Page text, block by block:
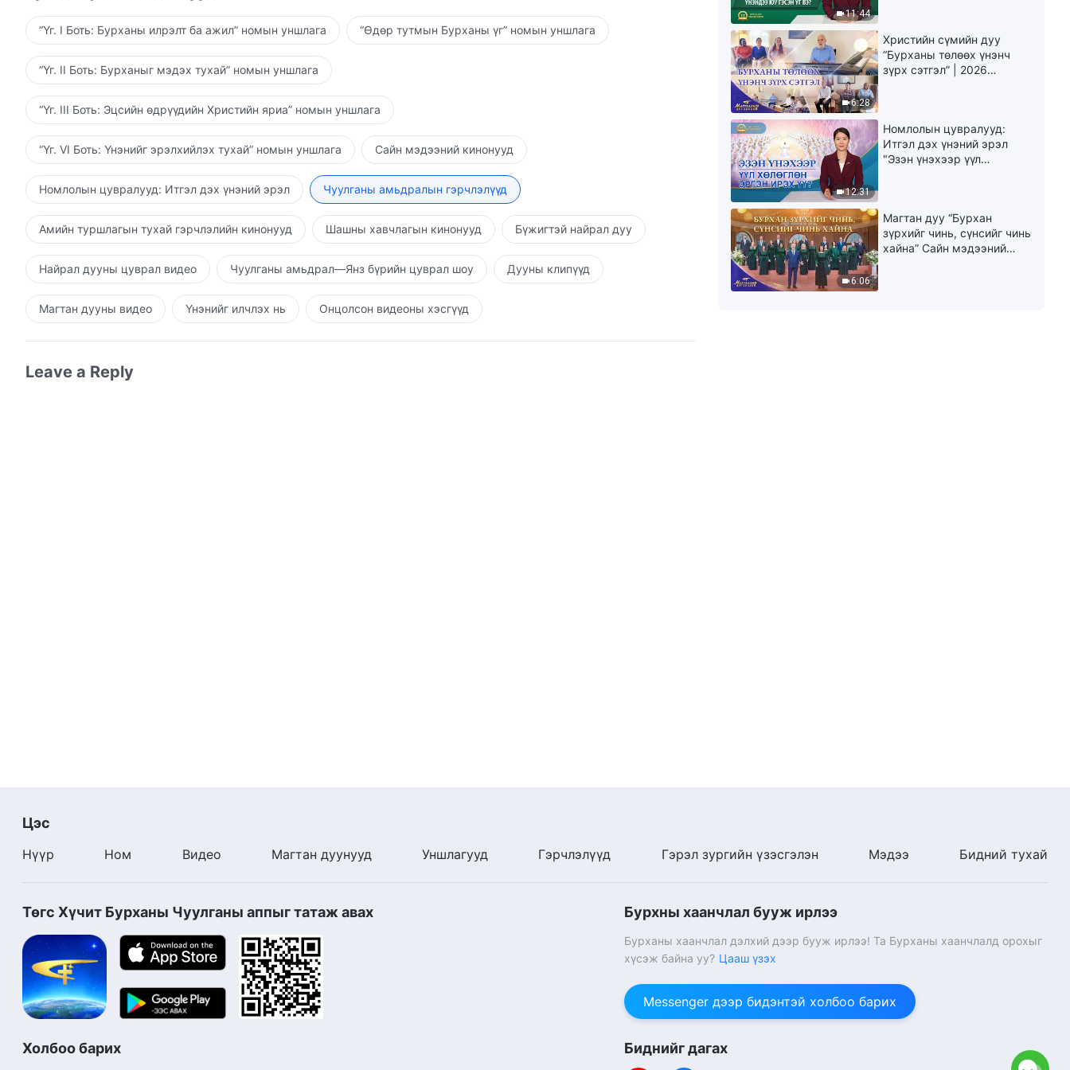
34:27
"Одоо би чин сэтгэлээсээ
ярьж чаддаг боллоо"
“Үг. I Боть: Бурханы илрэлт ба ажил” номын уншлага “Өдөр тутмын Бурханы үг” номын уншлага
“Үг. II Боть: Бурханыг мэдэх тухай” номын уншлага
“Үг. III Боть: Эцсийн өдрүүдийн Христийн яриа” номын уншлага
“Үг. VI Боть: Үнэнийг эрэлхийлэх тухай” номын уншлага Сайн мэдээний кинонууд
Номлолын цувралууд: Итгэл дэх үнэний эрэл Чуулганы амьдралын гэрчлэлүүд
Амийн туршлагын тухай гэрчлэлийн кинонууд Шашны хавчлагын кинонууд Бүжигтэй найрал дуу
Найрал дууны цуврал видео Чуулганы амьдрал—Янз бүрийн цуврал шоу Дууны клипүүд
Магтан дууны видео Үнэнийг илчлэх нь Онцолсон видеоны хэсгүүд
Leave a Reply
11:44
6:28
Христийн сүмийн дуу
“Бурханы төлөөх үнэнч
зүрх сэтгэл” | 2026
12:31
Номлолын цувралууд:
Итгэл дэх үнэний эрэл
"Эзэн үнэхээр үүл
6:06
Магтан дуу “Бурхан
зүрхийг чинь, сүнсийг чинь
хайна” Сайн мэдээний
Цэс
Нүүр Ном Видео Магтан дуунууд Уншлагууд Гэрчлэлүүд Гэрэл зургийн үзэсгэлэн Мэдээ Бидний тухай
Төгс Хүчит Бурханы Чуулганы аппыг татаж авах
Холбоо барих
Бурхны хаанчлал бууж ирлээ
Бурханы хаанчлал дэлхий дээр бууж ирлээ! Та Бурханы хаанчлалд орохыг
хүсэж байна уу? Цааш үзэх
Messenger дээр бидэнтэй холбоо барих
Биднийг дагах